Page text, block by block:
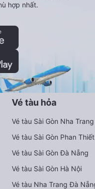
hợp nhất.
Vé tàu hỏa
Vé tàu Sài Gòn Nha Trang
Vé tàu Sài Gòn Phan Thiết
Vé tàu Sài Gòn Đà Nẵng
Vé tàu Sài Gòn Hà Nội
Vé tàu Nha Trang Đà